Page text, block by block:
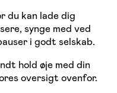
du kan lade dig
synge med ved
i godt selskab.
hold øje med din
oversigt ovenfor.